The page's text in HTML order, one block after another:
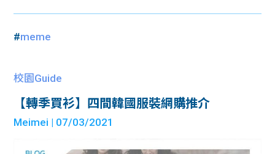
#meme
校園Guide
【轉季買衫】四間韓國服裝網購推介
Meimei | 07/03/2021